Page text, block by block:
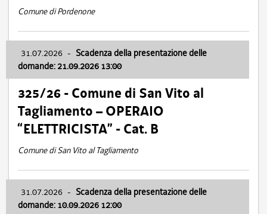
Comune di Pordenone
31.07.2026 - Scadenza della presentazione delle
domande: 21.09.2026 13:00
325/26 - Comune di San Vito al
Tagliamento – OPERAIO
“ELETTRICISTA” - Cat. B
Comune di San Vito al Tagliamento
31.07.2026 - Scadenza della presentazione delle
domande: 10.09.2026 12:00